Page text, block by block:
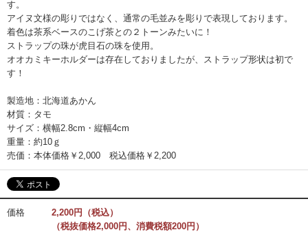
す。
アイヌ文様の彫りではなく、通常の毛並みを彫りで表現しております。
着色は茶系ベースのこげ茶との２トーンみたいに！
ストラップの珠が虎目石の珠を使用。
オオカミキーホルダーは存在しておりましたが、ストラップ形状は初で
す！
製造地：北海道あかん
材質：タモ
サイズ：横幅2.8cm・縦幅4cm
重量：約10ｇ
売価：本体価格￥2,000 税込価格￥2,200
価格
2,200円（税込）
（税抜価格2,000円、消費税額200円）